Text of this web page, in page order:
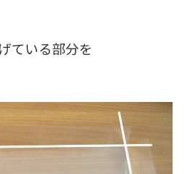
ている部分を